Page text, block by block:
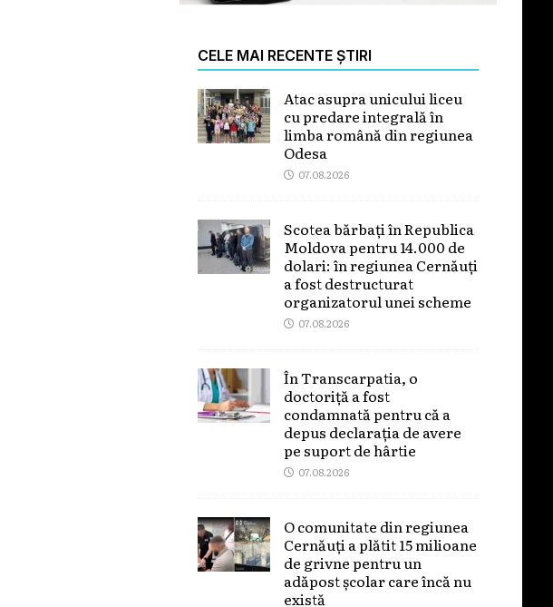
CELE MAI RECENTE ȘTIRI
Atac asupra unicului liceu
cu predare integrală în
limba română din regiunea
Odesa
07.08.2026
Scotea bărbați în Republica
Moldova pentru 14.000 de
dolari: în regiunea Cernăuți
a fost destructurat
organizatorul unei scheme
07.08.2026
În Transcarpatia, o
doctoriță a fost
condamnată pentru că a
depus declarația de avere
pe suport de hârtie
07.08.2026
O comunitate din regiunea
Cernăuți a plătit 15 milioane
de grivne pentru un
adăpost școlar care încă nu
există